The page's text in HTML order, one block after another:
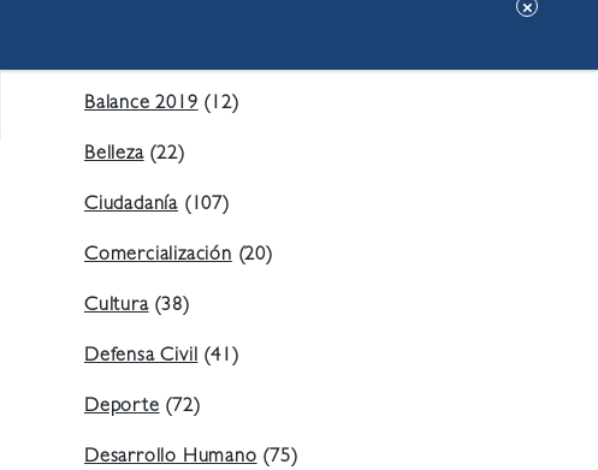
Balance 2019(12)
Belleza(22)
Ciudadanía (107)
Comercialización(20)
Cultura(38)
Defensa Civil(41)
Deporte(72)
Desarrollo Humano(75)